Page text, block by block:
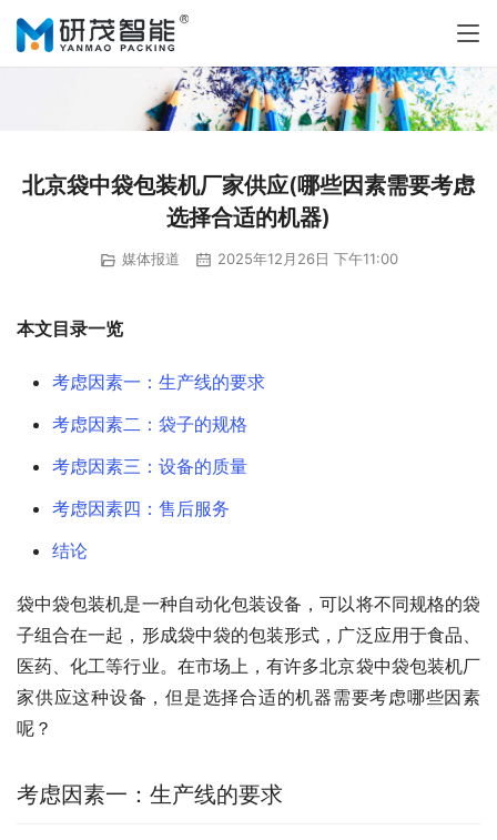
北京袋中袋包装机厂家供应(哪些因素需要考虑
选择合适的机器)
媒体报道 2025年12月26日 下午11:00
本文目录一览
考虑因素一：生产线的要求
考虑因素二：袋子的规格
考虑因素三：设备的质量
考虑因素四：售后服务
结论
袋中袋包装机是一种自动化包装设备，可以将不同规格的袋
子组合在一起，形成袋中袋的包装形式，广泛应用于食品、
医药、化工等行业。在市场上，有许多北京袋中袋包装机厂
家供应这种设备，但是选择合适的机器需要考虑哪些因素
呢？
考虑因素一：生产线的要求